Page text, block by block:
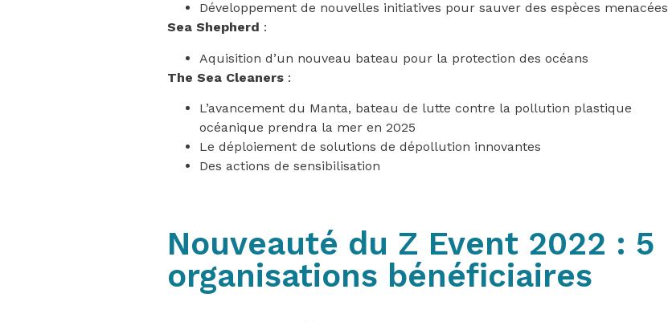
Développement de nouvelles initiatives pour sauver des espèces menacées
Sea Shepherd :
Aquisition d’un nouveau bateau pour la protection des océans
The Sea Cleaners :
L’avancement du Manta, bateau de lutte contre la pollution plastique
océanique prendra la mer en 2025
Le déploiement de solutions de dépollution innovantes
Des actions de sensibilisation
Nouveauté du Z Event 2022 : 5
organisations bénéficiaires